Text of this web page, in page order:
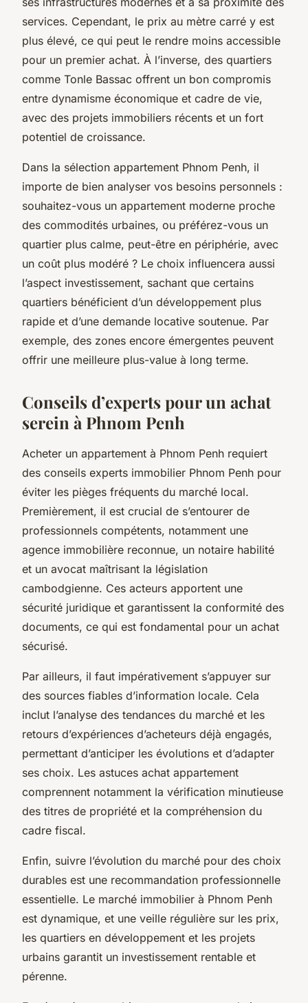
services. Cependant, le prix au mètre carré y est
plus élevé, ce qui peut le rendre moins accessible
pour un premier achat. À l’inverse, des quartiers
comme Tonle Bassac offrent un bon compromis
entre dynamisme économique et cadre de vie,
avec des projets immobiliers récents et un fort
potentiel de croissance.
Dans la sélection appartement Phnom Penh, il
importe de bien analyser vos besoins personnels :
souhaitez-vous un appartement moderne proche
des commodités urbaines, ou préférez-vous un
quartier plus calme, peut-être en périphérie, avec
un coût plus modéré ? Le choix influencera aussi
l’aspect investissement, sachant que certains
quartiers bénéficient d’un développement plus
rapide et d’une demande locative soutenue. Par
exemple, des zones encore émergentes peuvent
offrir une meilleure plus-value à long terme.
Conseils d’experts pour un achat
serein à Phnom Penh
Acheter un appartement à Phnom Penh requiert
des conseils experts immobilier Phnom Penh pour
éviter les pièges fréquents du marché local.
Premièrement, il est crucial de s’entourer de
professionnels compétents, notamment une
agence immobilière reconnue, un notaire habilité
et un avocat maîtrisant la législation
cambodgienne. Ces acteurs apportent une
sécurité juridique et garantissent la conformité des
documents, ce qui est fondamental pour un achat
sécurisé.
Par ailleurs, il faut impérativement s’appuyer sur
des sources fiables d’information locale. Cela
inclut l’analyse des tendances du marché et les
retours d’expériences d’acheteurs déjà engagés,
permettant d’anticiper les évolutions et d’adapter
ses choix. Les astuces achat appartement
comprennent notamment la vérification minutieuse
des titres de propriété et la compréhension du
cadre fiscal.
Enfin, suivre l’évolution du marché pour des choix
durables est une recommandation professionnelle
essentielle. Le marché immobilier à Phnom Penh
est dynamique, et une veille régulière sur les prix,
les quartiers en développement et les projets
urbains garantit un investissement rentable et
pérenne.